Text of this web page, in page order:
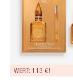
WERT: 113 €!